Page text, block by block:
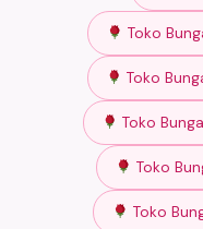
Toko
Toko
Toko
Toko
Toko